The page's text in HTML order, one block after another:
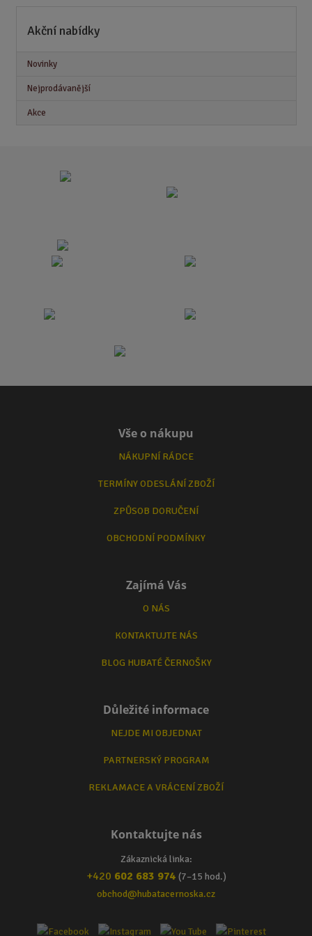
Akční nabídky
Novinky
Nejprodávanější
Akce
Vše o nákupu
NÁKUPNÍ RÁDCE
TERMÍNY ODESLÁNÍ ZBOŽÍ
ZPŮSOB DORUČENÍ
OBCHODNÍ PODMÍNKY
Zajímá Vás
O NÁS
KONTAKTUJTE NÁS
BLOG HUBATÉ ČERNOŠKY
Důležité informace
NEJDE MI OBJEDNAT
PARTNERSKÝ PROGRAM
REKLAMACE A VRÁCENÍ ZBOŽÍ
Kontaktujte nás
Zákaznická linka:
+420 602 683 974 (7–15 hod.)
obchod@hubatacernoska.cz